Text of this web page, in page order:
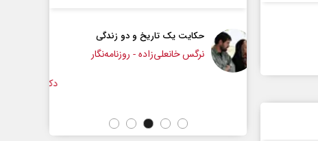
تاریخ و دو زندگی
- روزنامه‌نگار
چرایی عقب‌نشینی ترامپ؟
دکتر یدالله جوانی - تحلیلگر مسائل سیاسی